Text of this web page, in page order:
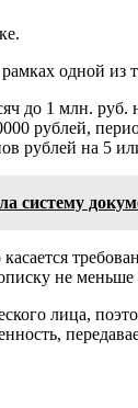
одной из
до 1 млн. руб.
рублей,
рублей на 5
систему
не
лица,